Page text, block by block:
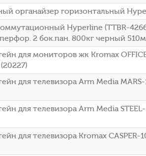
органайзер горизонтальный
Hyperline (TTBR-
2 бок.пан. 800кг черный
для мониторов жк Kromax
для телевизора Arm Media
для телевизора Arm Media
для телевизора Kromax